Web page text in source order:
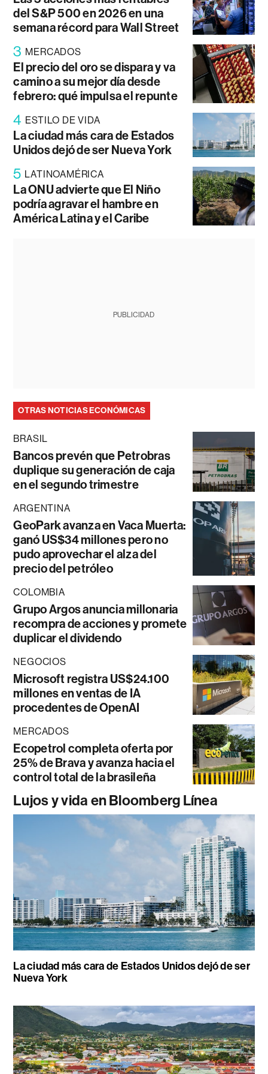
del S&P 500 en 2026 en una
semana récord para Wall Street
3 MERCADOS
El precio del oro se dispara y va
camino a su mejor día desde
febrero: qué impulsa el repunte
4 ESTILO DE VIDA
La ciudad más cara de Estados
Unidos dejó de ser Nueva York
5 LATINOAMÉRICA
La ONU advierte que El Niño
podría agravar el hambre en
América Latina y el Caribe
PUBLICIDAD
OTRAS NOTICIAS ECONÓMICAS
BRASIL
Bancos prevén que Petrobras
duplique su generación de caja
en el segundo trimestre
ARGENTINA
GeoPark avanza en Vaca Muerta:
ganó US$34 millones pero no
pudo aprovechar el alza del
precio del petróleo
COLOMBIA
Grupo Argos anuncia millonaria
recompra de acciones y promete
duplicar el dividendo
NEGOCIOS
Microsoft registra US$24.100
millones en ventas de IA
procedentes de OpenAI
MERCADOS
Ecopetrol completa oferta por
25% de Brava y avanza hacia el
control total de la brasileña
Lujos y vida en Bloomberg Línea
La ciudad más cara de Estados Unidos dejó de ser
Nueva York